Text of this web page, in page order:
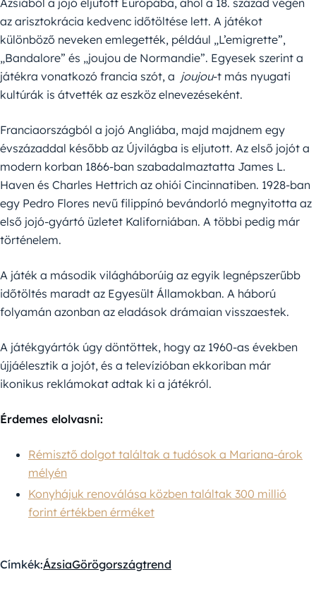
az arisztokrácia kedvenc időtöltése lett. A játékot
különböző neveken emlegették, például „L’emigrette”,
„Bandalore” és „joujou de Normandie”. Egyesek szerint a
játékra vonatkozó francia szót, a joujou-t más nyugati
kultúrák is átvették az eszköz elnevezéseként.
Franciaországból a jojó Angliába, majd majdnem egy
évszázaddal később az Újvilágba is eljutott. Az első jojót a
modern korban 1866-ban szabadalmaztatta James L.
Haven és Charles Hettrich az ohiói Cincinnatiben. 1928-ban
egy Pedro Flores nevű filippínó bevándorló megnyitotta az
első jojó-gyártó üzletet Kaliforniában. A többi pedig már
történelem.
A játék a második világháborúig az egyik legnépszerűbb
időtöltés maradt az Egyesült Államokban. A háború
folyamán azonban az eladások drámaian visszaestek.
A játékgyártók úgy döntöttek, hogy az 1960-as években
újjáélesztik a jojót, és a televízióban ekkoriban már
ikonikus reklámokat adtak ki a játékról.
Érdemes elolvasni:
Rémisztő dolgot találtak a tudósok a Mariana-árok
mélyén
Konyhájuk renoválása közben találtak 300 millió
forint értékben érméket
Címkék:ÁzsiaGörögországtrend